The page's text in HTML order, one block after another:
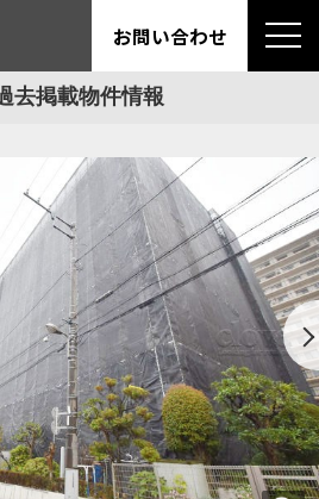
お問い合わせ
去掲載物件情報